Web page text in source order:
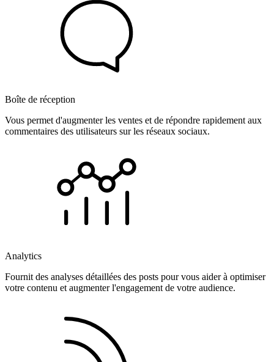
Boîte de réception
Vous permet d'augmenter les ventes et de répondre rapidement aux
commentaires des utilisateurs sur les réseaux sociaux.
Analytics
Fournit des analyses détaillées des posts pour vous aider à optimiser
votre contenu et augmenter l'engagement de votre audience.